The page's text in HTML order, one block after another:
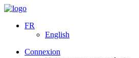
FR
English
Connexion